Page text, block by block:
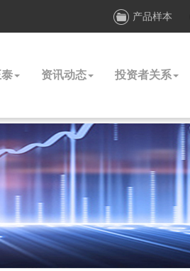
产品样本
资讯动态 投资者关系